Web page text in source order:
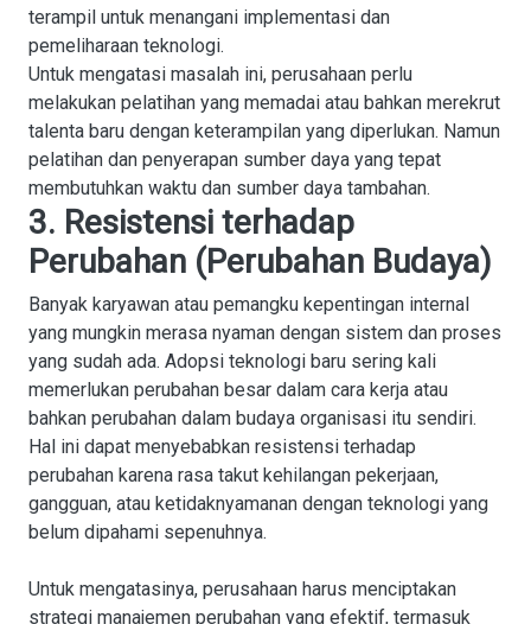
terampil untuk menangani implementasi dan
pemeliharaan teknologi.
Untuk mengatasi masalah ini, perusahaan perlu
melakukan pelatihan yang memadai atau bahkan merekrut
talenta baru dengan keterampilan yang diperlukan. Namun
pelatihan dan penyerapan sumber daya yang tepat
membutuhkan waktu dan sumber daya tambahan.
3. Resistensi terhadap
Perubahan (Perubahan Budaya)
Banyak karyawan atau pemangku kepentingan internal
yang mungkin merasa nyaman dengan sistem dan proses
yang sudah ada. Adopsi teknologi baru sering kali
memerlukan perubahan besar dalam cara kerja atau
bahkan perubahan dalam budaya organisasi itu sendiri.
Hal ini dapat menyebabkan resistensi terhadap
perubahan karena rasa takut kehilangan pekerjaan,
gangguan, atau ketidaknyamanan dengan teknologi yang
belum dipahami sepenuhnya.
Untuk mengatasinya, perusahaan harus menciptakan
strategi manajemen perubahan yang efektif, termasuk